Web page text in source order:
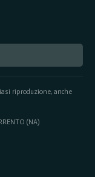
riproduzione, anche
(NA)